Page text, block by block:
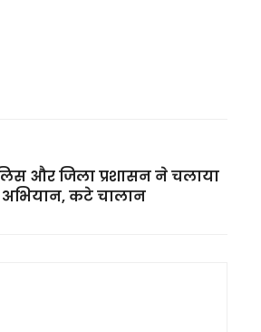
और जिला प्रशासन ने चलाया
कटे चालान